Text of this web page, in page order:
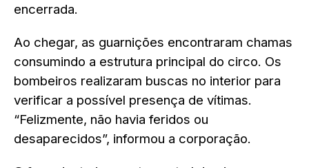
encerrada.
Ao chegar, as guarnições encontraram chamas
consumindo a estrutura principal do circo. Os
bombeiros realizaram buscas no interior para
verificar a possível presença de vítimas.
“Felizmente, não havia feridos ou
desaparecidos”, informou a corporação.